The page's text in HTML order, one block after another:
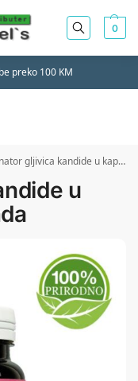
0
preko 100 KM
gljivica kandide u kapsulama 90 komada
u